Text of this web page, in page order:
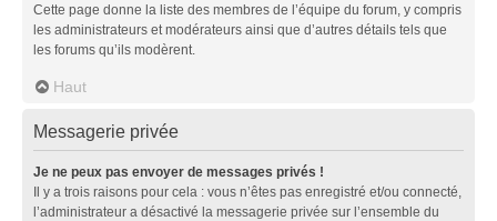
Cette page donne la liste des membres de l’équipe du forum, y compris
les administrateurs et modérateurs ainsi que d’autres détails tels que
les forums qu’ils modèrent.
Haut
Messagerie privée
Je ne peux pas envoyer de messages privés !
Il y a trois raisons pour cela : vous n’êtes pas enregistré et/ou connecté,
l’administrateur a désactivé la messagerie privée sur l’ensemble du